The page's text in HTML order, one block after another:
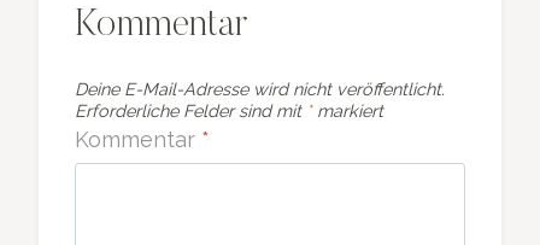
Kommentar
Deine E-Mail-Adresse wird nicht veröffentlicht.
Erforderliche Felder sind mit *markiert
Kommentar *